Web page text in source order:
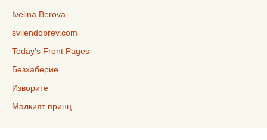
Ivelina Berova
svilendobrev.com
Today's Front Pages
Безхаберие
Изворите
Малкият принц